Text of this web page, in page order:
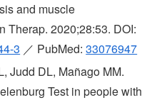
and muscle
Therap. 2020;28:53. DOI:
3 ／ PubMed:33076947
Judd DL, Mañago MM.
Test in people with